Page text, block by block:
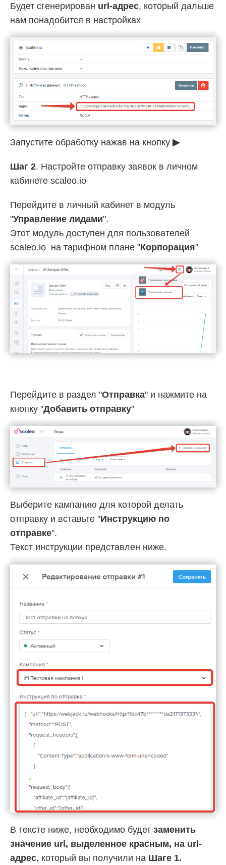
Будет сгенерирован url-адрес, который дальше
нам понадобится в настройках
Запустите обработку нажав на кнопку ▶
Шаг 2. Настройте отправку заявок в личном
кабинете scaleo.io
Перейдите в личный кабинет в модуль
"Управление лидами".
Этот модуль доступен для пользователей
scaleo.io на тарифном плане "Корпорация"
Перейдите в раздел "Отправка" и нажмите на
кнопку "Добавить отправку"
Выберите кампанию для которой делать
отправку и вставьте "Инструкцию по
отправке".
Текст инструкции представлен ниже.
В тексте ниже, необходимо будет заменить
значение url, выделенное красным, на url-
адрес, который вы получили на Шаге 1.